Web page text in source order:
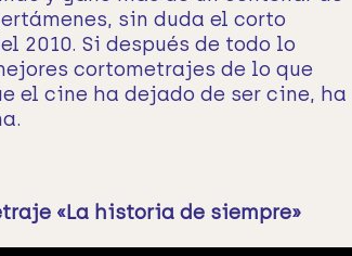
sin duda el corto
2010. Si después de todo lo
cortometrajes de lo que
el cine ha dejado de ser cine, ha
«La historia de siempre»